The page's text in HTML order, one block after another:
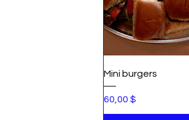
Aperçu
Mini burgers
Prix
60,00 $